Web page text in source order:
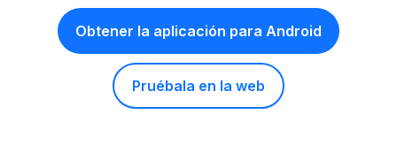
Obtener la aplicación para Android
Pruébala en la web